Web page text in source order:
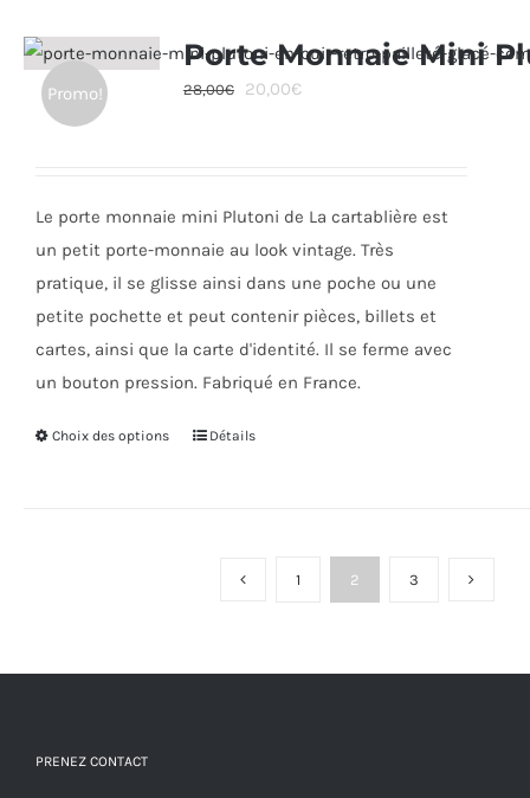
variations.
Les
choisies
sur
produit
Promo!
Porte Monnaie Mini
28,00€
Le
28,00€.
20,00€Le
20,00€.
Le porte monnaie mini Plutoni de La cartablière est
un petit porte-monnaie au look vintage. Très
pratique, il se glisse ainsi dans une poche ou une
petite pochette et peut contenir pièces, billets et
cartes, ainsi que la carte d'identité. Il se ferme avec
un bouton pression. Fabriqué en France.
Choix des options
Ce
variations.
peuvent
Détails
1 2 3
PRENEZ CONTACT